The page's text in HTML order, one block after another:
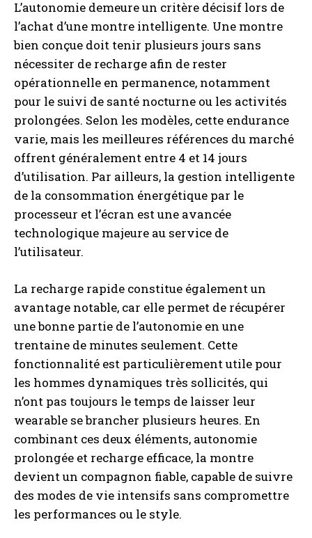
L’autonomie demeure un critère décisif lors de
l’achat d’une montre intelligente. Une montre
bien conçue doit tenir plusieurs jours sans
nécessiter de recharge afin de rester
opérationnelle en permanence, notamment
pour le suivi de santé nocturne ou les activités
prolongées. Selon les modèles, cette endurance
varie, mais les meilleures références du marché
offrent généralement entre 4 et 14 jours
d’utilisation. Par ailleurs, la gestion intelligente
de la consommation énergétique par le
processeur et l’écran est une avancée
technologique majeure au service de
l’utilisateur.
La recharge rapide constitue également un
avantage notable, car elle permet de récupérer
une bonne partie de l’autonomie en une
trentaine de minutes seulement. Cette
fonctionnalité est particulièrement utile pour
les hommes dynamiques très sollicités, qui
n’ont pas toujours le temps de laisser leur
wearable se brancher plusieurs heures. En
combinant ces deux éléments, autonomie
prolongée et recharge efficace, la montre
devient un compagnon fiable, capable de suivre
des modes de vie intensifs sans compromettre
les performances ou le style.